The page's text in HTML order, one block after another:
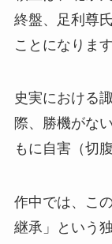
終盤、足利尊
ことになります
史実における
際、勝機がな
もに自害（切
作中では、こ
継承」という